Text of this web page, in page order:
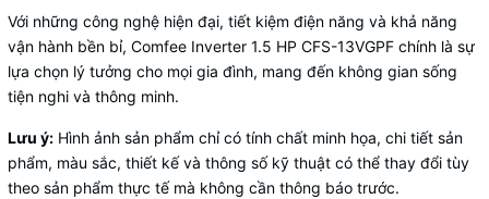
Với những công nghệ hiện đại, tiết kiệm điện năng và khả năng
vận hành bền bỉ, Comfee Inverter 1.5 HP CFS-13VGPF chính là sự
lựa chọn lý tưởng cho mọi gia đình, mang đến không gian sống
tiện nghi và thông minh.
Lưu ý: Hình ảnh sản phẩm chỉ có tính chất minh họa, chi tiết sản
phẩm, màu sắc, thiết kế và thông số kỹ thuật có thể thay đổi tùy
theo sản phẩm thực tế mà không cần thông báo trước.